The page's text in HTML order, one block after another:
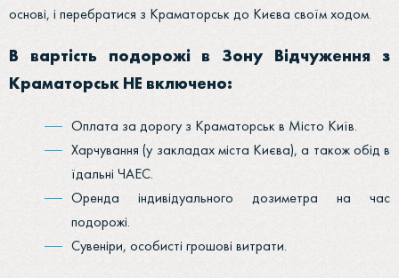
основі, і перебратися з Краматорськ до Києва своїм ходом.
В вартість подорожі в Зону Відчуження з
Краматорськ НЕ включено:
Оплата за дорогу з Краматорськ в Місто Київ.
Харчування (у закладах міста Києва), а також обід в
їдальні ЧАЕС.
Оренда індивідуального дозиметра на час
подорожі.
Сувеніри, особисті грошові витрати.